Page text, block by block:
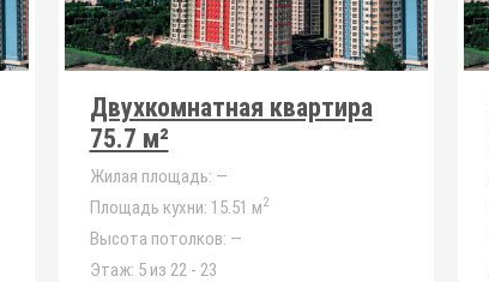
Двухкомнатная квартира
75.7 м²
Жилая площадь: —
Площадь кухни: 15.51 м2
Высота потолков: —
Этаж: 5 из 22 - 23